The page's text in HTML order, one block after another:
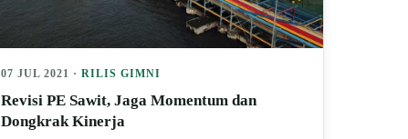
07 JUL 2021 · RILIS GIMNI
Revisi PE Sawit, Jaga Momentum dan
Dongkrak Kinerja